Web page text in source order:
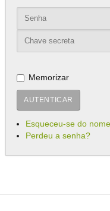
Memorizar
AUTENTICAR
Esqueceu-se do
Perdeu a senha?